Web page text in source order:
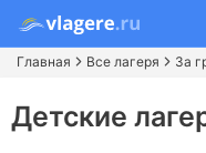
Главная Все лагеря За
Детские